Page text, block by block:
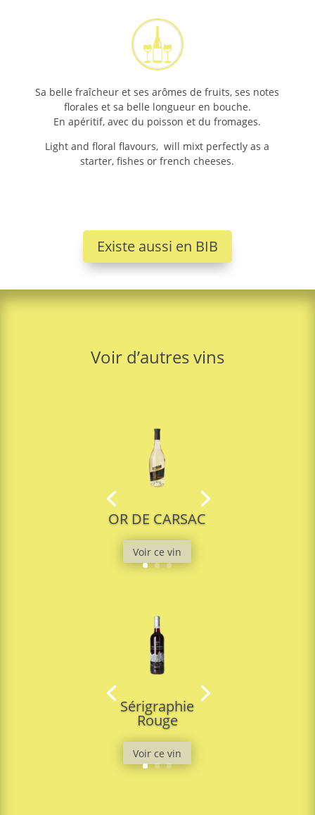
Sa belle fraîcheur et ses arômes de fruits, ses notes
florales et sa belle longueur en bouche.
En apéritif, avec du poisson et du fromages.
Light and floral flavours, will mixt perfectly as a
starter, fishes or french cheeses.
Existe aussi en BIB
Voir d’autres vins
OR DE CARSAC
Voir ce vin
Sérigraphie
Rouge
Voir ce vin